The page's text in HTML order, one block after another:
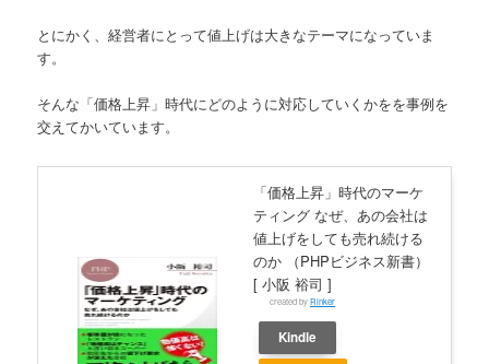
とにかく、経営者にとって値上げは大きなテーマになっていま
す。
そんな「価格上昇」時代にどのように対応していくかをを事例を
交えてかいています。
「価格上昇」時代のマーケ
ティング なぜ、あの会社は
値上げをしても売れ続ける
のか （PHPビジネス新書）
[ 小阪 裕司 ]
created byRinker
Kindle